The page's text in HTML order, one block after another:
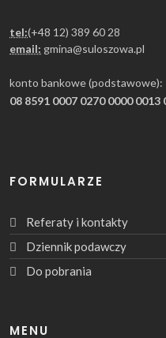
tel:(+48 12) 389 60 28
email: gmina@suloszowa.pl
konto bankowe (podstawowe):
08 8591 0007 0270 0000 0013
FORMULARZE
Referaty i kontakty
Dziennik podawczy
Do pobrania
MENU